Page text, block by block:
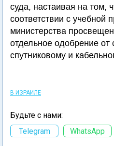
суда, настаивая на том,
соответствии с учебной
министерства
отдельное одобрение от
спутниковому и
В ИЗРАИЛЕ
Будьте с нами:
Telegram
WhatsApp